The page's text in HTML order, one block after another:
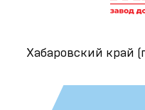
Хабаровский край